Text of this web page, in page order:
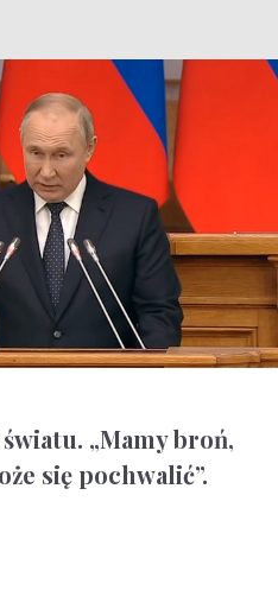
„Mamy broń,
się pochwalić”.